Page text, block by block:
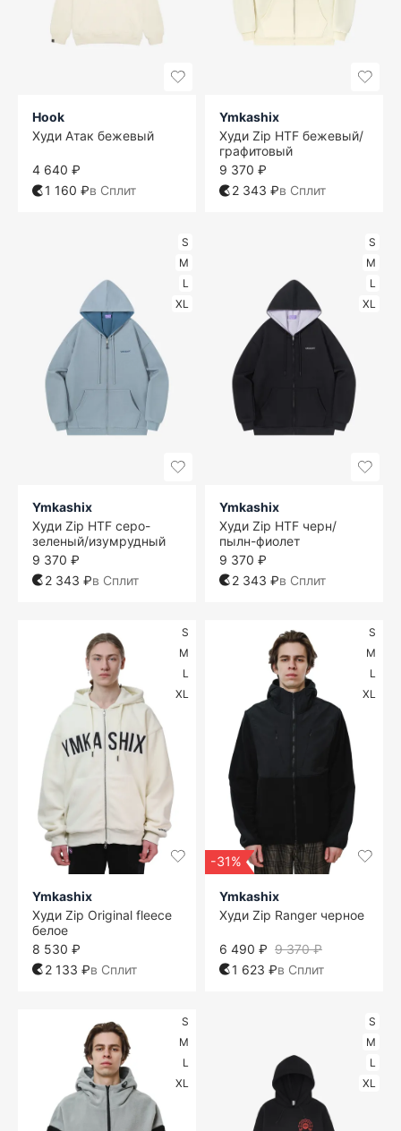
Hook
Худи Атак бежевый
4 640 ₽
1 160 ₽в Сплит
Ymkashix
Худи Zip HTF бежевый/
графитовый
9 370 ₽
2 343 ₽в Сплит
S
M
L
XL
Ymkashix
Худи Zip HTF серо-
зеленый/изумрудный
9 370 ₽
2 343 ₽в Сплит
S
M
L
XL
Ymkashix
Худи Zip HTF черн/
пылн-фиолет
9 370 ₽
2 343 ₽в Сплит
S
M
L
XL
Ymkashix
Худи Zip Original fleece
белое
8 530 ₽
2 133 ₽в Сплит
S
M
L
XL
-31%
Ymkashix
Худи Zip Ranger черное
9 370 ₽
6 490 ₽
1 623 ₽в Сплит
S
M
L
XL
S
M
L
XL